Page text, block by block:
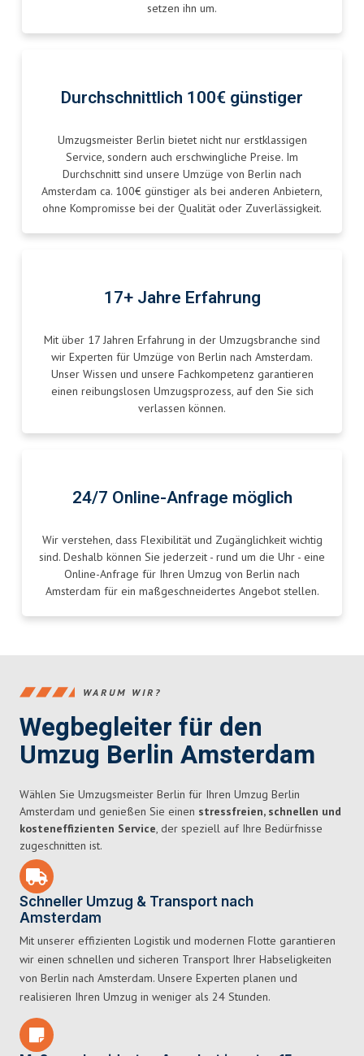
setzen ihn um.
Durchschnittlich 100€ günstiger
Umzugsmeister Berlin bietet nicht nur erstklassigen
Service, sondern auch erschwingliche Preise. Im
Durchschnitt sind unsere Umzüge von Berlin nach
Amsterdam ca. 100€ günstiger als bei anderen Anbietern,
ohne Kompromisse bei der Qualität oder Zuverlässigkeit.
17+ Jahre Erfahrung
Mit über 17 Jahren Erfahrung in der Umzugsbranche sind
wir Experten für Umzüge von Berlin nach Amsterdam.
Unser Wissen und unsere Fachkompetenz garantieren
einen reibungslosen Umzugsprozess, auf den Sie sich
verlassen können.
24/7 Online-Anfrage möglich
Wir verstehen, dass Flexibilität und Zugänglichkeit wichtig
sind. Deshalb können Sie jederzeit - rund um die Uhr - eine
Online-Anfrage für Ihren Umzug von Berlin nach
Amsterdam für ein maßgeschneidertes Angebot stellen.
WARUM WIR?
Wegbegleiter für den
Umzug Berlin Amsterdam
Wählen Sie Umzugsmeister Berlin für Ihren Umzug Berlin
Amsterdam und genießen Sie einen stressfreien, schnellen und
kosteneffizienten Service, der speziell auf Ihre Bedürfnisse
zugeschnitten ist.
Schneller Umzug & Transport nach
Amsterdam
Mit unserer effizienten Logistik und modernen Flotte garantieren
wir einen schnellen und sicheren Transport Ihrer Habseligkeiten
von Berlin nach Amsterdam. Unsere Experten planen und
realisieren Ihren Umzug in weniger als 24 Stunden.